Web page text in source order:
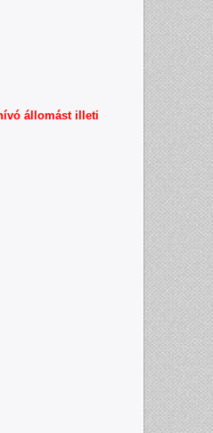
állomást illeti